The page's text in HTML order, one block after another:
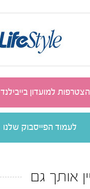
הצטרפות למועדון בייבילנד
לעמוד הפייסבוק שלנו
אותך גם